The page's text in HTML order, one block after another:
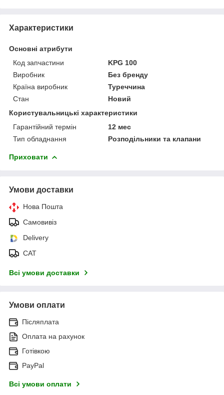
Характеристики
Основні атрибути
Код запчастини
KPG 100
Виробник
Без бренду
Країна виробник
Туреччина
Стан
Новий
Користувальницькі характеристики
Гарантійний термін
12 мес
Тип обладнання
Розподільники та клапани
Приховати
Умови доставки
Нова Пошта
Самовивіз
Delivery
САТ
Всі умови доставки
Умови оплати
Післяплата
Оплата на рахунок
Готівкою
PayPal
Всі умови оплати